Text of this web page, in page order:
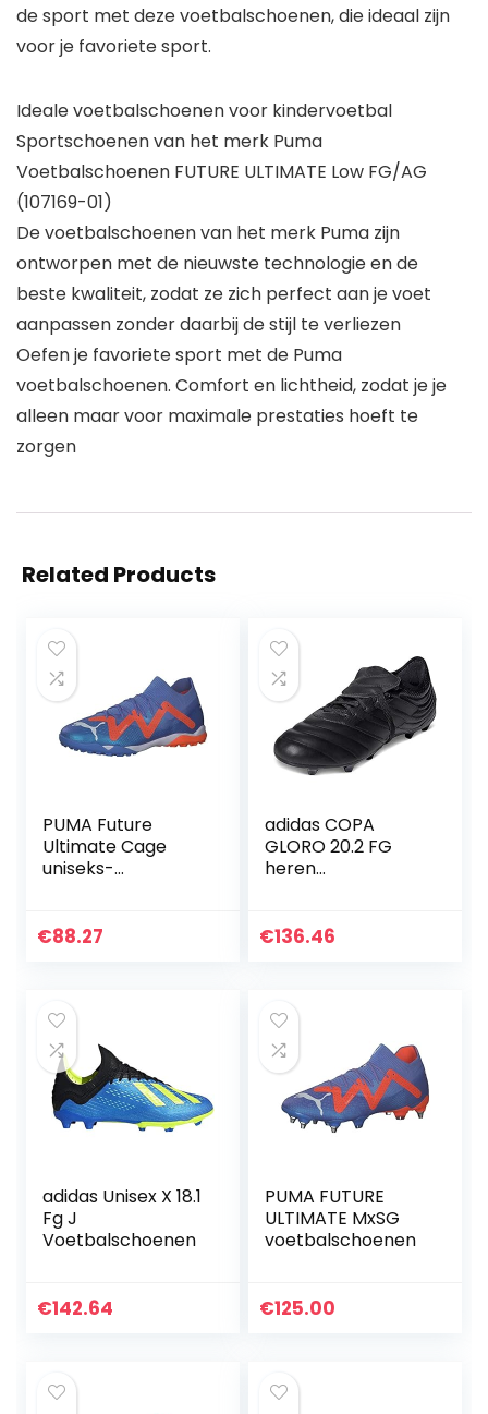
de sport met deze voetbalschoenen, die ideaal zijn
voor je favoriete sport.
Ideale voetbalschoenen voor kindervoetbal
Sportschoenen van het merk Puma
Voetbalschoenen FUTURE ULTIMATE Low FG/AG
(107169-01)
De voetbalschoenen van het merk Puma zijn
ontworpen met de nieuwste technologie en de
beste kwaliteit, zodat ze zich perfect aan je voet
aanpassen zonder daarbij de stijl te verliezen
Oefen je favoriete sport met de Puma
voetbalschoenen. Comfort en lichtheid, zodat je je
alleen maar voor maximale prestaties hoeft te
zorgen
Related Products
PUMA Future
Ultimate Cage
uniseks-
€88.27
adidas COPA
GLORO 20.2 FG
heren
€136.46
adidas Unisex X 18.1
Fg J
Voetbalschoenen
€142.64
PUMA FUTURE
ULTIMATE MxSG
voetbalschoenen
€125.00